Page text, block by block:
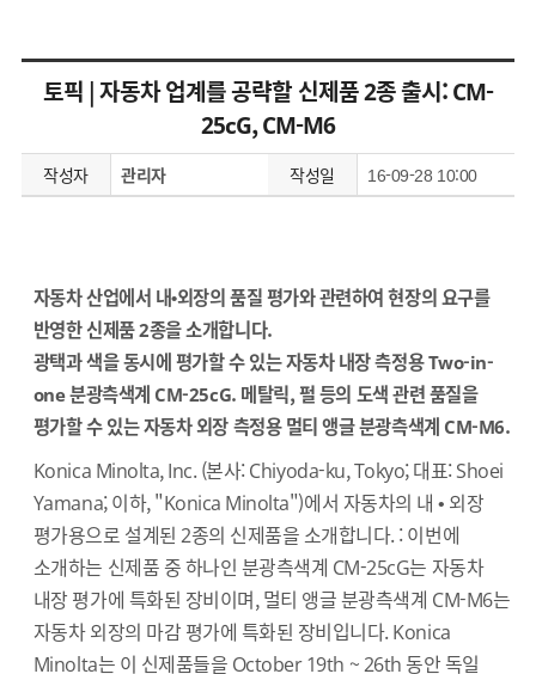
토픽 | 자동차 업계를 공략할 신제품 2종 출시: CM-
25cG, CM-M6
작성자 관리자 작성일 16-09-28 10:00
자동차 산업에서 내•외장의 품질 평가와 관련하여 현장의 요구를
반영한 신제품 2종을 소개합니다.
광택과 색을 동시에 평가할 수 있는 자동차 내장 측정용 Two-in-
one 분광측색계 CM-25cG. 메탈릭, 펄 등의 도색 관련 품질을
평가할 수 있는 자동차 외장 측정용 멀티 앵글 분광측색계 CM-M6.
Konica Minolta, Inc. (본사: Chiyoda-ku, Tokyo; 대표: Shoei
Yamana; 이하, "Konica Minolta")에서 자동차의 내 • 외장
평가용으로 설계된 2종의 신제품을 소개합니다. : 이번에
소개하는 신제품 중 하나인 분광측색계 CM-25cG는 자동차
내장 평가에 특화된 장비이며, 멀티 앵글 분광측색계 CM-M6는
자동차 외장의 마감 평가에 특화된 장비입니다. Konica
Minolta는 이 신제품들을 October 19th ~ 26th 동안 독일